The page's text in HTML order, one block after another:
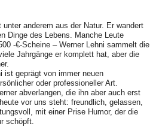
anderem aus der Natur. Er wandert
Dinge des Lebens. Manche Leute
-€-Scheine – Werner Lehni sammelt die
Jahrgänge er komplett hat, aber die
ist geprägt von immer neuen
oder professioneller Art.
abverlangen, die ihn aber auch erst
vor uns steht: freundlich, gelassen,
mit einer Prise Humor, der die
schöpft.